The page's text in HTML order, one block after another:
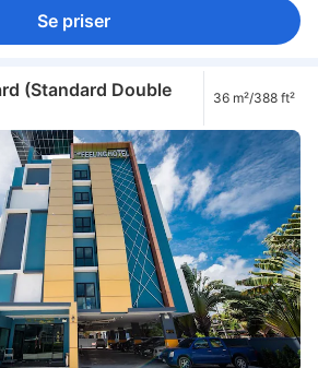
Se priser
(Standard Double
36 m²/388 ft²